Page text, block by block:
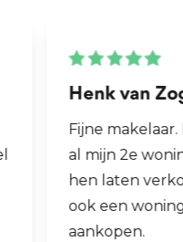
Henk van
Fijne makelaar.
al mijn 2e
hen laten
ook een
aankopen.